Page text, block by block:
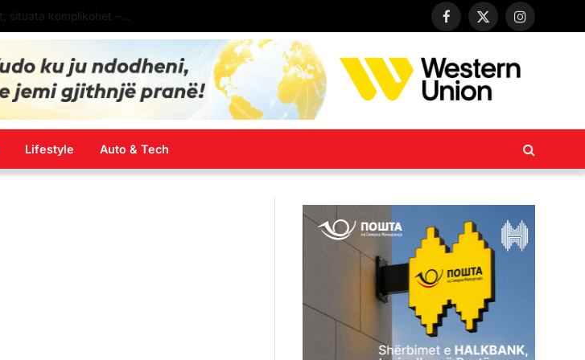
Facebook
X
Instagram
Lifestyle Auto & Tech